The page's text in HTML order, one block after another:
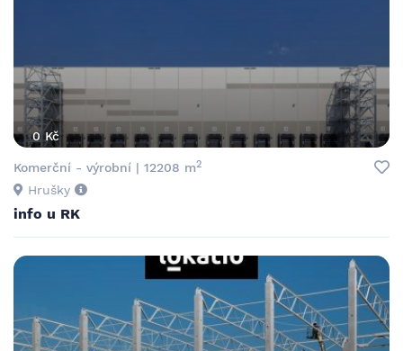
0 Kč
Komerční - výrobní | 12208 m2
Hrušky
info u RK